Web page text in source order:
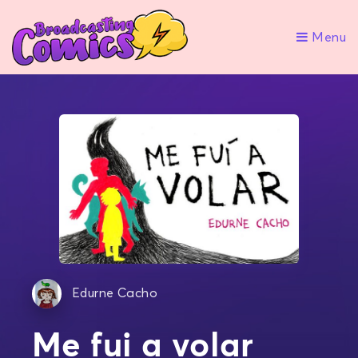
Menu
Edurne Cacho
Me fui a volar